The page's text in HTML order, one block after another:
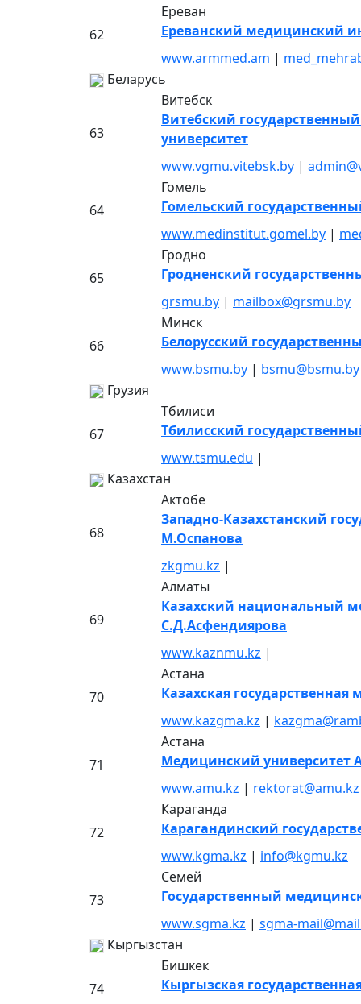
62
Ереван
Ереванский медицинский
www.armmed.am |
Беларусь
63
Витебск
Витебский
университет
www.vgmu.vitebsk.by |
64
Гомель
Гомельский
www.medinstitut.gomel.by |
65
Гродно
Гродненский
grsmu.by | mailbox@grsmu.by
66
Минск
Белорусский
www.bsmu.by | bsmu@bsmu.by
Грузия
67
Тбилиси
Тбилисский
www.tsmu.edu |
Казахстан
68
Актобе
Западно-Казахстанский
М.Оспанова
zkgmu.kz |
69
Алматы
Казахский национальный
С.Д.Асфендиярова
www.kaznmu.kz |
70
Астана
Казахская
www.kazgma.kz |
71
Астана
Медицинский университет
www.amu.kz | rektorat@amu.kz
72
Караганда
Карагандинский
www.kgma.kz | info@kgmu.kz
73
Семей
Государственный
www.sgma.kz | sgma-
Кыргызстан
74
Бишкек
Кыргызская